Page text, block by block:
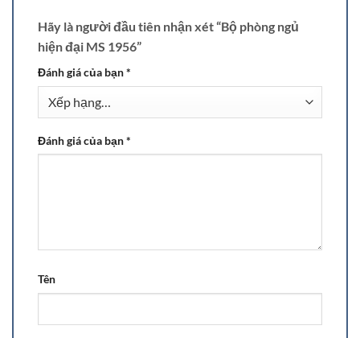
Hãy là người đầu tiên nhận xét “Bộ phòng ngủ
hiện đại MS 1956”
Đánh giá của bạn*
Đánh giá của bạn*
Tên